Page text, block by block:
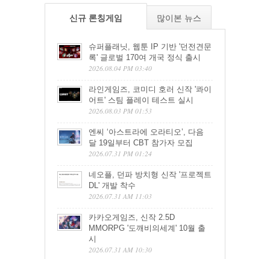
신규 론칭게임 많이본 뉴스
슈퍼플래닛, 웹툰 IP 기반 '던전견문
록' 글로벌 170여 개국 정식 출시
2026.08.04 PM 03:40
라인게임즈, 코미디 호러 신작 '콰이
어트' 스팀 플레이 테스트 실시
2026.08.03 PM 01:53
엔씨 ‘아스트라에 오라티오’, 다음
달 19일부터 CBT 참가자 모집
2026.07.31 PM 01:24
네오플, 던파 방치형 신작 '프로젝트
DL' 개발 착수
2026.07.31 AM 11:03
카카오게임즈, 신작 2.5D
MMORPG '도깨비의세계' 10월 출
시
2026.07.31 AM 10:30